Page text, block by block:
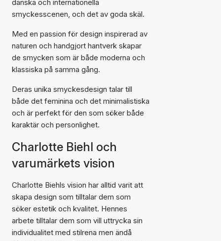
danska och internationella
smyckesscenen, och det av goda skäl.
Med en passion för design inspirerad av
naturen och handgjort hantverk skapar
de smycken som är både moderna och
klassiska på samma gång.
Deras unika smyckesdesign talar till
både det feminina och det minimalistiska
och är perfekt för den som söker både
karaktär och personlighet.
Charlotte Biehl och
varumärkets vision
Charlotte Biehls vision har alltid varit att
skapa design som tilltalar dem som
söker estetik och kvalitet. Hennes
arbete tilltalar dem som vill uttrycka sin
individualitet med stilrena men ändå